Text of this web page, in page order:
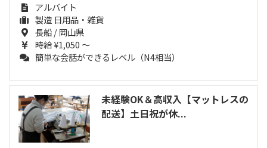
アルバイト
製造 日用品・雑貨
長船 / 岡山県
時給 ¥1,050 ～
簡単な会話ができるレベル（N4相当）
未経験OK＆高収入【マットレスの
配送】土日祝が休...